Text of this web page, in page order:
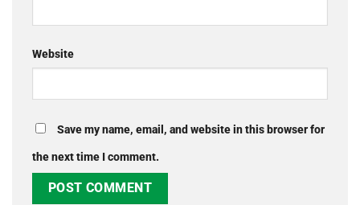
Website
Save my name, email, and website in this browser for
the next time I comment.